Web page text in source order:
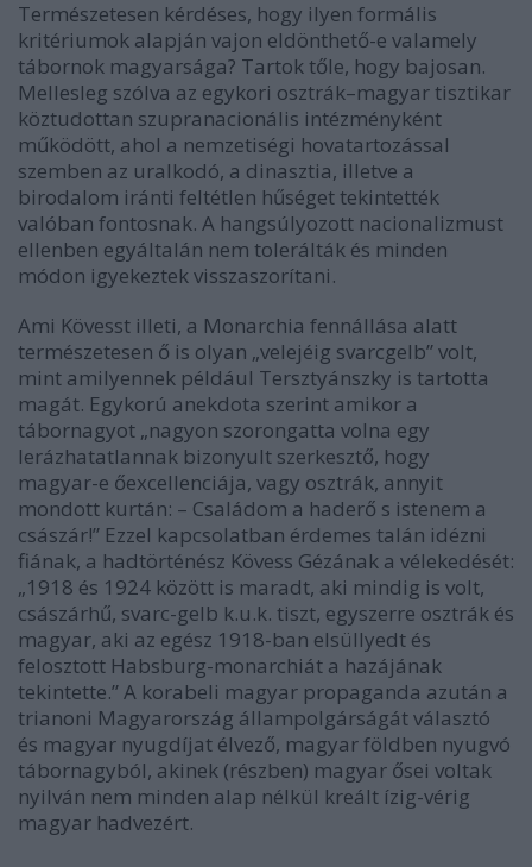
Természetesen kérdéses, hogy ilyen formális
kritériumok alapján vajon eldönthető-e valamely
tábornok magyarsága? Tartok tőle, hogy bajosan.
Mellesleg szólva az egykori osztrák–magyar tisztikar
köztudottan szupranacionális intézményként
működött, ahol a nemzetiségi hovatartozással
szemben az uralkodó, a dinasztia, illetve a
birodalom iránti feltétlen hűséget tekintették
valóban fontosnak. A hangsúlyozott nacionalizmust
ellenben egyáltalán nem tolerálták és minden
módon igyekeztek visszaszorítani.
Ami Kövesst illeti, a Monarchia fennállása alatt
természetesen ő is olyan „velejéig svarcgelb” volt,
mint amilyennek például Tersztyánszky is tartotta
magát. Egykorú anekdota szerint amikor a
tábornagyot „nagyon szorongatta volna egy
lerázhatatlannak bizonyult szerkesztő, hogy
magyar-e őexcellenciája, vagy osztrák, annyit
mondott kurtán: – Családom a haderő s istenem a
császár!” Ezzel kapcsolatban érdemes talán idézni
fiának, a hadtörténész Kövess Gézának a vélekedését:
„1918 és 1924 között is maradt, aki mindig is volt,
császárhű, svarc-gelb k.u.k. tiszt, egyszerre osztrák és
magyar, aki az egész 1918-ban elsüllyedt és
felosztott Habsburg-monarchiát a hazájának
tekintette.” A korabeli magyar propaganda azután a
trianoni Magyarország állampolgárságát választó
és magyar nyugdíjat élvező, magyar földben nyugvó
tábornagyból, akinek (részben) magyar ősei voltak
nyilván nem minden alap nélkül kreált ízig-vérig
magyar hadvezért.